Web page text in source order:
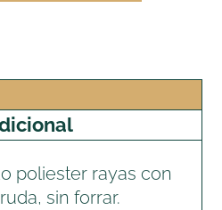
poliester rayas con
sin forrar.